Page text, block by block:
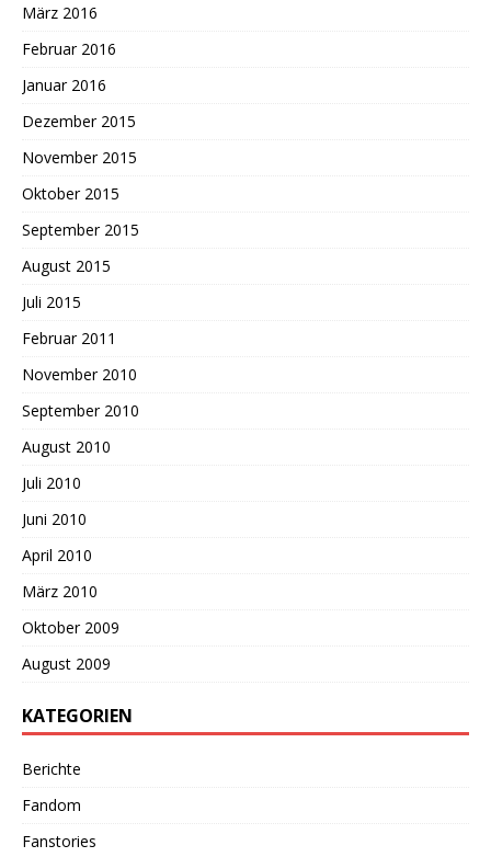
März 2016
Februar 2016
Januar 2016
Dezember 2015
November 2015
Oktober 2015
September 2015
August 2015
Juli 2015
Februar 2011
November 2010
September 2010
August 2010
Juli 2010
Juni 2010
April 2010
März 2010
Oktober 2009
August 2009
KATEGORIEN
Berichte
Fandom
Fanstories